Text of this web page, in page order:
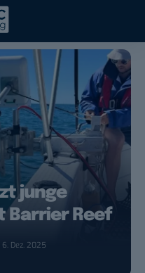
junge
Barrier Reef
Dez. 2025